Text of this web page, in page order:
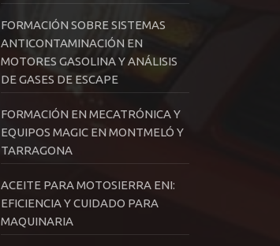
FORMACIÓN SOBRE SISTEMAS
ANTICONTAMINACIÓN EN
MOTORES GASOLINA Y ANÁLISIS
DE GASES DE ESCAPE
FORMACIÓN EN MECATRÓNICA Y
EQUIPOS MAGIC EN MONTMELÓ Y
TARRAGONA
ACEITE PARA MOTOSIERRA ENI:
EFICIENCIA Y CUIDADO PARA
MAQUINARIA